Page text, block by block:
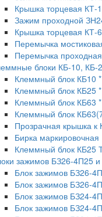
Крышка торцевая КТ-
Зажим проходной
Крышка торцевая КТ-6
Перемычка
Перемычка
блоки КБ-10, КБ-
Клеммный блок КБ10 *
Клеммный блок КБ25 *
Клеммный блок КБ63 *
Клеммный блок
Прозрачная крышка к
Бирка маркировочная
Клеммный блок КБ25
зажимов БЗ26-4П25
Блок зажимов БЗ26-
Блок зажимов БЗ26-
Блок зажимов БЗ24-
Блок зажимов БЗ24-